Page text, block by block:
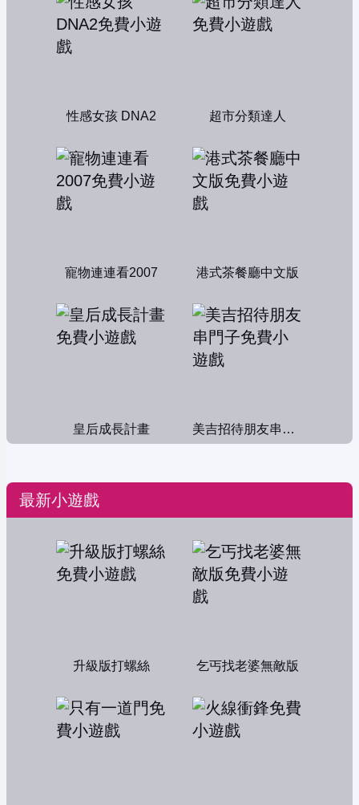
性感女孩 DNA2 超市分類達人
寵物連連看2007 港式茶餐廳中文版
皇后成長計畫 美吉招待朋友串門子
最新小遊戲
升級版打螺絲 乞丐找老婆無敵版